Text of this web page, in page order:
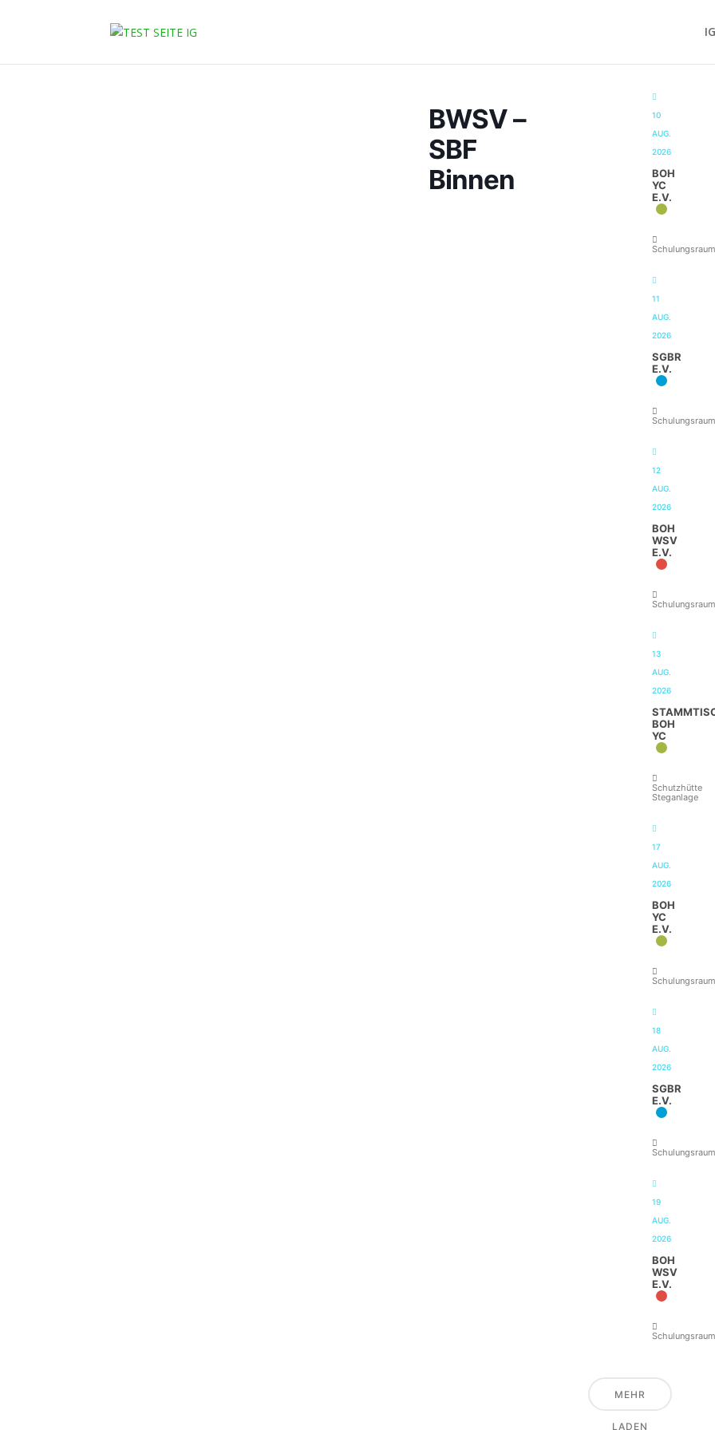
BWSV –
SBF
Binnen
10
AUG.
2026
BOH
YC
E.V.
Schulungsraum
11
AUG.
2026
SGBR
E.V.
Schulungsraum
12
AUG.
2026
BOH
WSV
E.V.
Schulungsraum
13
AUG.
2026
BOH
YC
Schutzhütte
Steganlage
17
AUG.
2026
BOH
YC
E.V.
Schulungsraum
18
AUG.
2026
SGBR
E.V.
Schulungsraum
19
AUG.
2026
BOH
WSV
E.V.
Schulungsraum
MEHR
LADEN